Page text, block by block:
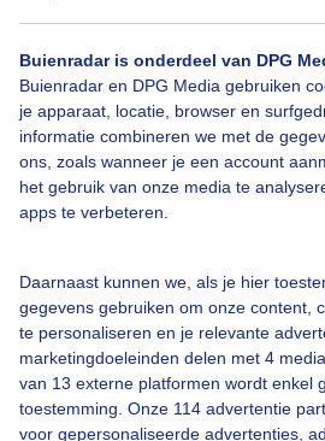
Buienradar is onderdeel van DPG
Buienradar en DPG Media gebruiken
je apparaat, locatie, browser en
informatie combineren we met de
ons, zoals wanneer je een account
het gebruik van onze media te
apps te verbeteren.
Daarnaast kunnen we, als je hier
gegevens gebruiken om onze content,
te personaliseren en je relevante
marketingdoeleinden delen met 4
van 13 externe platformen wordt enkel
toestemming. Onze 114 advertentie
voor gepersonaliseerde advertenties,
Toegankelijkheid
Gebruikersvoorwaarden
Adverteren
Buienradar Team
Privacy beleid
Privacy instellingen
Gratis weerdata
@BuienradarBE